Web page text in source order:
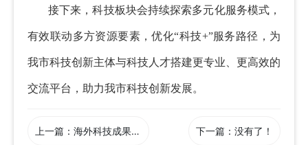
接下来，科技板块会持续探索多元化服务模式，
有效联动多方资源要素，优化“科技+”服务路径，为
我市科技创新主体与科技人才搭建更专业、更高效的
交流平台，助力我市科技创新发展。
上一篇： 海外科技成果分享会成功举办——人工智能前沿技术驱动的企业数字化转型 下一篇：没有了！